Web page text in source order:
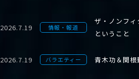
2026.7.19 情報・報道
ザ・ノンフィ
ということ
2026.7.19 バラエティー 青木功＆関